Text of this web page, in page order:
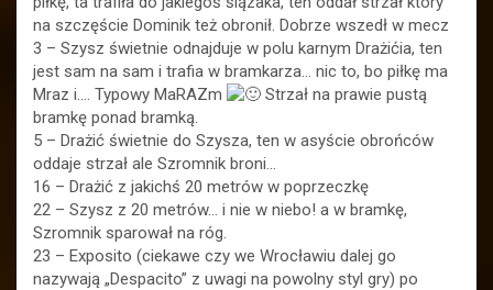
na szczęście Dominik też obronił. Dobrze wszedł w mecz
3 – Szysz świetnie odnajduje w polu karnym Drażićia, ten
jest sam na sam i trafia w bramkarza… nic to, bo piłkę ma
Mraz i…. Typowy MaRAZm
Strzał na prawie pustą
bramkę ponad bramką.
5 – Drażić świetnie do Szysza, ten w asyście obrońców
oddaje strzał ale Szromnik broni…
16 – Drażić z jakichś 20 metrów w poprzeczkę
22 – Szysz z 20 metrów… i nie w niebo! a w bramkę,
Szromnik sparował na róg.
23 – Exposito (ciekawe czy we Wrocławiu dalej go
nazywają „Despacito” z uwagi na powolny styl gry) po